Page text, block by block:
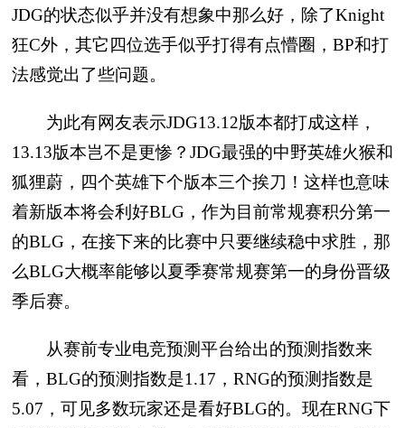
JDG的状态似乎并没有想象中那么好，除了Knight
狂C外，其它四位选手似乎打得有点懵圈，BP和打
法感觉出了些问题。
为此有网友表示JDG13.12版本都打成这样，
13.13版本岂不是更惨？JDG最强的中野英雄火猴和
狐狸蔚，四个英雄下个版本三个挨刀！这样也意味
着新版本将会利好BLG，作为目前常规赛积分第一
的BLG，在接下来的比赛中只要继续稳中求胜，那
么BLG大概率能够以夏季赛常规赛第一的身份晋级
季后赛。
从赛前专业电竞预测平台给出的预测指数来
看，BLG的预测指数是1.17，RNG的预测指数是
5.07，可见多数玩家还是看好BLG的。现在RNG下